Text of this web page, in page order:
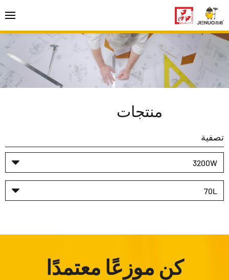
منتجات
تصفية
3200W
70L
كن موزعًا معتمدًا